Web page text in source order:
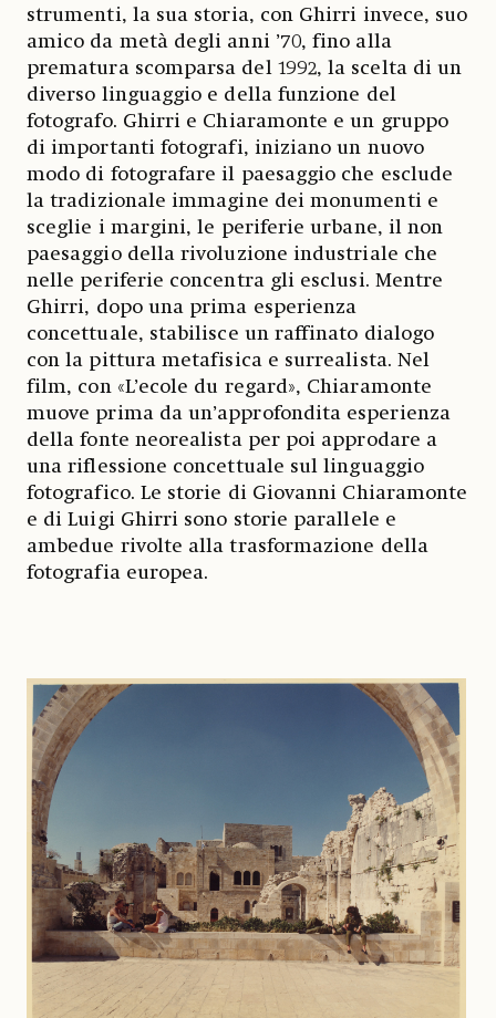
strumenti, la sua storia, con Ghirri invece, suo
amico da metà degli anni ’70, fino alla
prematura scomparsa del 1992, la scelta di un
diverso linguaggio e della funzione del
fotografo. Ghirri e Chiaramonte e un gruppo
di importanti fotografi, iniziano un nuovo
modo di fotografare il paesaggio che esclude
la tradizionale immagine dei monumenti e
sceglie i margini, le periferie urbane, il non
paesaggio della rivoluzione industriale che
nelle periferie concentra gli esclusi. Mentre
Ghirri, dopo una prima esperienza
concettuale, stabilisce un raffinato dialogo
con la pittura metafisica e surrealista. Nel
film, con «L’ecole du regard», Chiaramonte
muove prima da un’approfondita esperienza
della fonte neorealista per poi approdare a
una riflessione concettuale sul linguaggio
fotografico. Le storie di Giovanni Chiaramonte
e di Luigi Ghirri sono storie parallele e
ambedue rivolte alla trasformazione della
fotografia europea.